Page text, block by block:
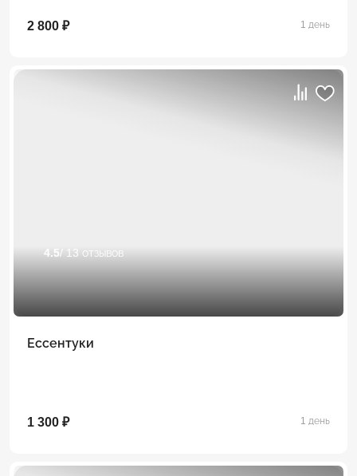
2 800 ₽ 1 день
4.5/ 13 отзывов
Ессентуки
1 300 ₽ 1 день